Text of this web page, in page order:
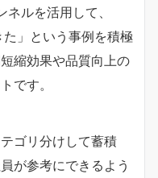
ルを活用して、
た」という事例を積極
縮効果や品質向上の
です。
ゴリ分けして蓄積
が参考にできるよう